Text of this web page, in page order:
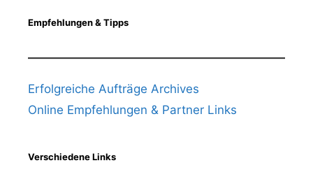
Empfehlungen & Tipps
Erfolgreiche Aufträge Archives
Online Empfehlungen & Partner Links
Verschiedene Links